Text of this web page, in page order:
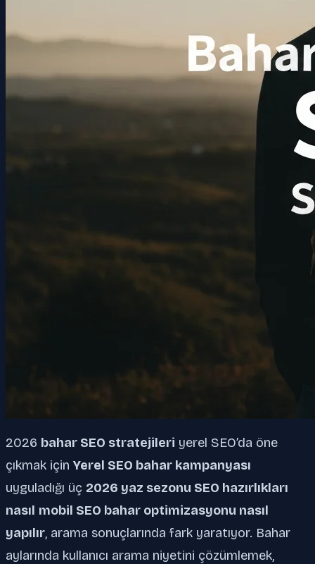
2026 bahar SEO stratejileri yerel SEO’da öne
çıkmak için Yerel SEO bahar kampanyası
uyguladığı üç 2026 yaz sezonu SEO hazırlıkları
nasıl mobil SEO bahar optimizasyonu nasıl
yapılır, arama sonuçlarında fark yaratıyor. Bahar
aylarında kullanıcı arama niyetini çözümlemek,